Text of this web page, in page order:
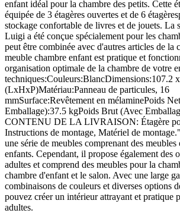
enfant idéal pour la chambre des petits. Cette
équipée de 3 étagères ouvertes et de 6
stockage confortable de livres et de jouets. La
Luigi a été conçue spécialement pour les
peut être combinée avec d'autres articles de
meuble chambre enfant est pratique et
organisation optimale de la chambre de votre
techniques:Couleurs:BlancDimensions:107.2
(LxHxP)Matériau:Panneau de particules, 16
mmSurface:Revêtement en mélaminePoids
Emballage):37.5 kgPoids Brut (Avec
CONTENU DE LA LIVRAISON: Étagère
Instructions de montage, Matériel de
une série de meubles comprenant des
enfants. Cependant, il propose également des
adultes et comprend des meubles pour la
chambre d'enfant et le salon. Avec une large
combinaisons de couleurs et diverses options
pouvez créer un intérieur attrayant et pratique
adultes.